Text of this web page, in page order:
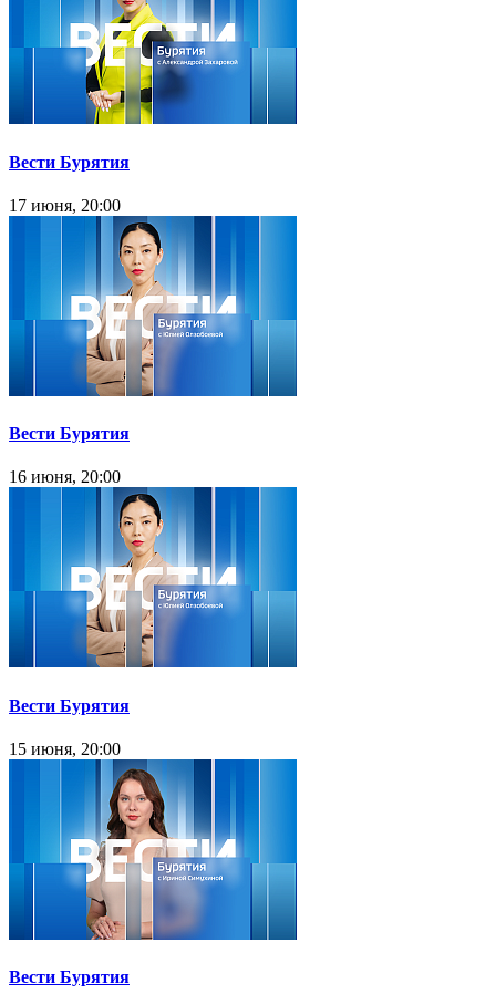
Вести Бурятия
17 июня, 20:00
Вести Бурятия
16 июня, 20:00
Вести Бурятия
15 июня, 20:00
Вести Бурятия